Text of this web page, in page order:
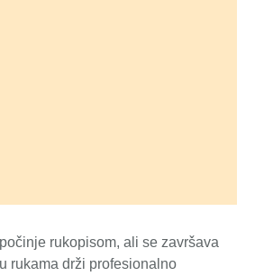
rukopisom, ali se završava
rukama drži profesionalno